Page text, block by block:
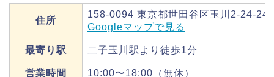
住所
158-0094 東京都世田谷区玉川2-24-24
Googleマップで見る
最寄り駅 二子玉川駅より徒歩1分
営業時間 10:00〜18:00（無休）